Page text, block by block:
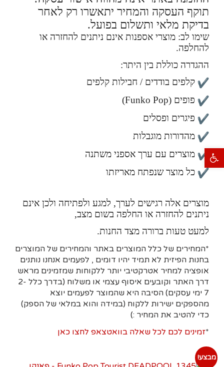
פתח סרגל נגישות
תוקף העסקה והמחיר יתאשרו רק לאחר
בדיקת מלאי ותשלום בפועל.
שימו לב: מוצרי אספנות אינם ניתנים להחזרה או
להחלפה.
ההגדרה כוללת בין היתר:
קלפים בודדים / חבילות קלפים
פופים (Funko Pop)
פיגרים ופסלים
מהדורות מוגבלות
מוצרים עם ערך אספני משתנה
כל מוצר שנפתח מאריזתו
מוצרים אלה רגישים לערך, למגע ולפתיחה ולכן אינם
ניתנים להחזרה או החלפה בשום מצב,
למעט טעות ברורה מצד החנות.
*המחירים של כלל המוצרים באתר והמחירים של המוצרים
בחנות הפיזית לא תמיד יהיו דומים , לפעמים אנחנו נותנים
אופציה למחיר אטרקטיבי יותר ללקוחות שמזמינים מראש
דרך האתר וקובעים איסוף עצמי או משלוח (בדרך כלל 2-
7 ימי עסקים)
הסיבה היא שהמוצר לפעמים יוצא
מהספקים ישירות ללקוח (במידה והוא במלאי של הספק)
כדי להטיב את המחיר :)
*זמינים לכם לכל שאלה בוואטצאפ לחצו כאן
מבצע!